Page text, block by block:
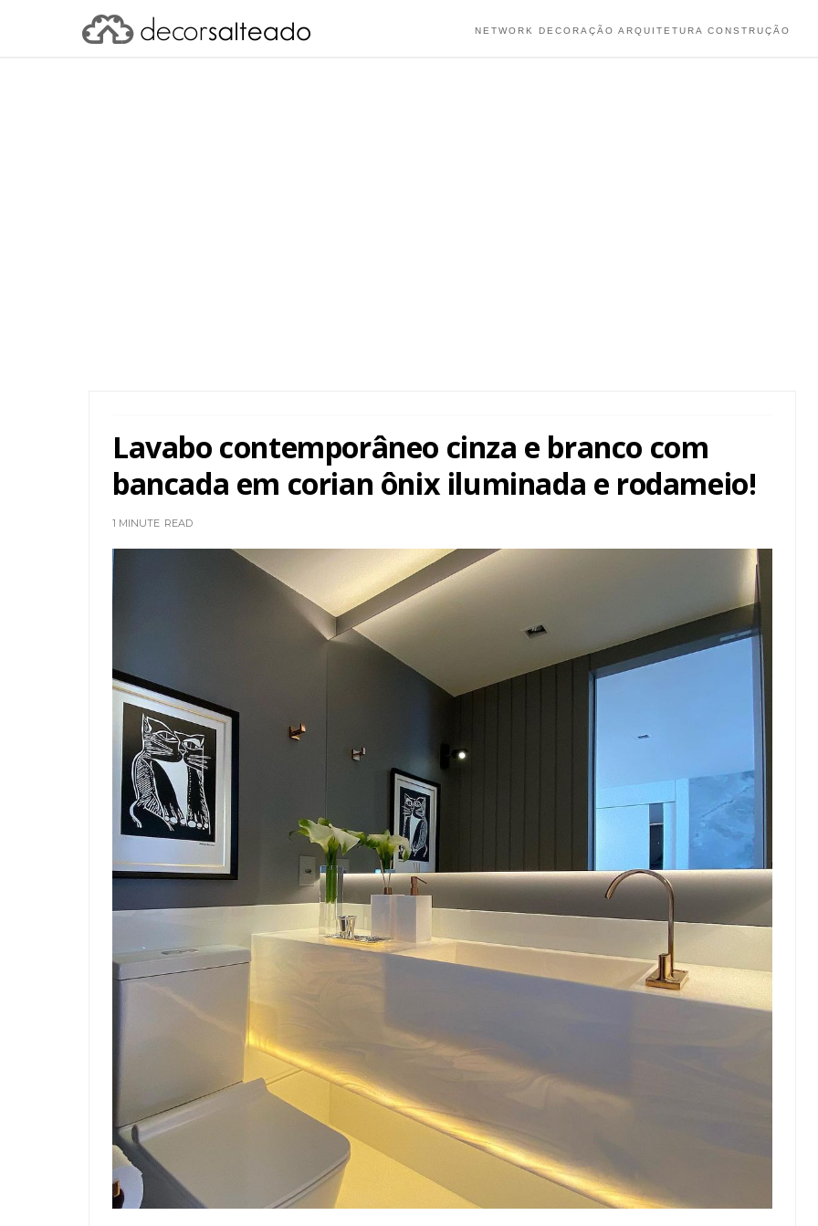
NETWORK DECORAÇÃO ARQUITETURA CONSTRUÇÃO
Lavabo contemporâneo cinza e branco com
bancada em corian ônix iluminada e rodameio!
1 MINUTE READ